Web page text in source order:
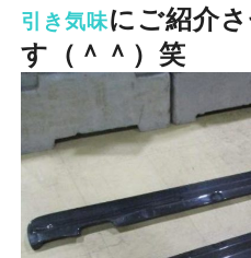
引き気味にご紹介
す（＾＾）笑